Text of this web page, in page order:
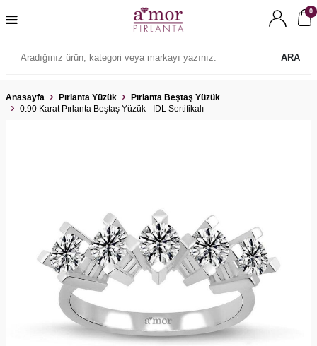
ARA
0
Anasayfa Pırlanta Yüzük
Pırlanta Beştaş Yüzük
0.90 Karat Pırlanta Beştaş Yüzük - IDL Sertifikalı